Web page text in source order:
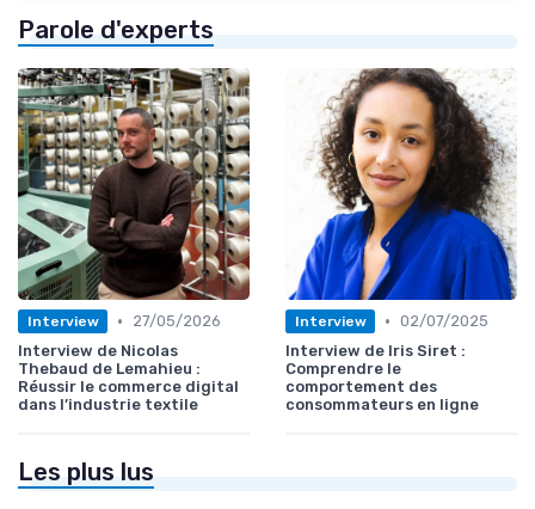
Parole d'experts
Interview •
27/05/2026
Interview de Nicolas
Thebaud de Lemahieu :
Réussir le commerce digital
dans l’industrie textile
Interview • 02/07/2025
Interview de Iris Siret :
Comprendre le
comportement des
consommateurs en ligne
Les plus lus